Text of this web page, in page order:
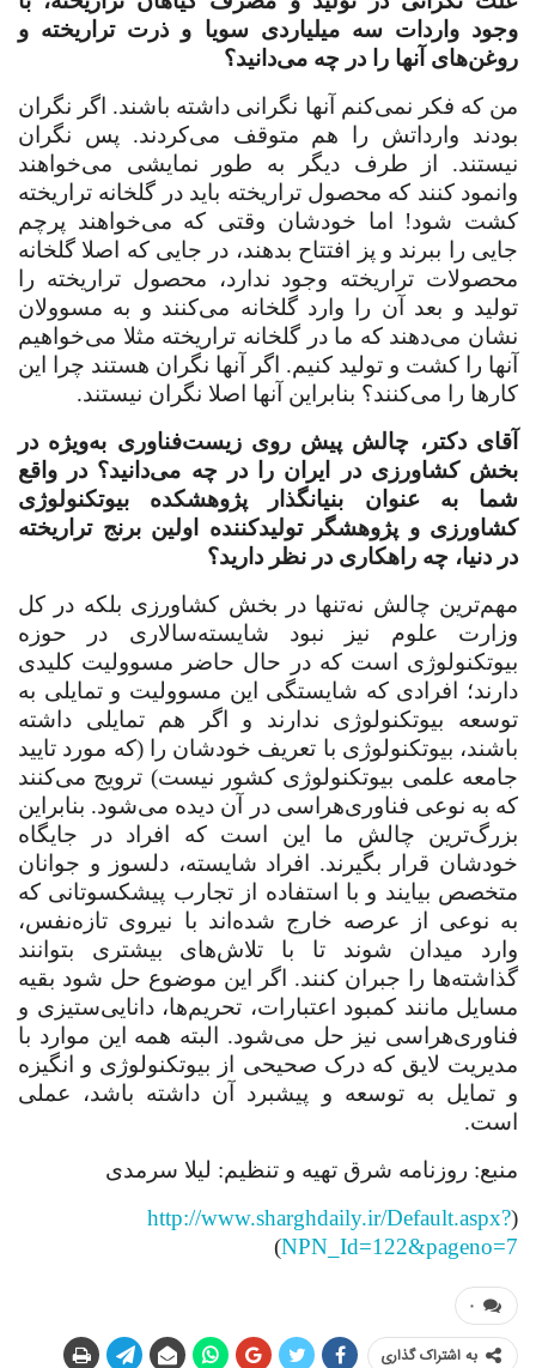
وجود واردات سه ‌میلیاردی سویا و ذرت تراریخته و
روغن‌های آنها را در چه می‌دانید؟
من که فکر نمی‌کنم آنها نگرانی داشته باشند. اگر نگران
بودند وارداتش را هم متوقف می‌کردند. پس نگران
نیستند. از طرف دیگر به ‌طور نمایشی می‌خواهند
وانمود کنند که محصول تراریخته باید در گلخانه تراریخته
کشت شود! اما خودشان وقتی که می‌خواهند پرچم
جایی را ببرند و پز افتتاح بدهند، در جایی که اصلا گلخانه
محصولات تراریخته وجود ندارد، محصول تراریخته را
تولید و بعد آن را وارد گلخانه می‌کنند و به مسوولان
نشان می‌دهند که ما در گلخانه تراریخته مثلا می‌خواهیم
آنها را کشت و تولید کنیم. اگر آنها نگران هستند چرا این
کارها را می‌کنند؟ بنابراین آنها اصلا نگران نیستند.
‌آقای دکتر، چالش پیش روی زیست‌فناوری به‌ویژه در
بخش کشاورزی در ایران را در چه می‌دانید؟ در واقع
شما به عنوان بنیانگذار پژوهشکده بیوتکنولوژی
کشاورزی و پژوهشگر تولیدکننده اولین برنج تراریخته
در دنیا، چه راهکاری در نظر دارید؟
مهم‌ترین چالش نه‌تنها در بخش کشاورزی بلکه در کل
وزارت علوم نیز نبود شایسته‌سالاری در حوزه
بیوتکنولوژی است که در حال حاضر مسوولیت کلیدی
دارند؛ افرادی که شایستگی این مسوولیت و تمایلی به
توسعه بیوتکنولوژی ندارند و اگر هم تمایلی داشته
باشند، بیوتکنولوژی با تعریف خودشان را (که مورد تایید
جامعه علمی بیوتکنولوژی کشور نیست) ترویج می‌کنند
که به نوعی فناوری‌هراسی در آن دیده می‌شود. بنابراین
بزرگ‌ترین چالش ما این است که افراد در جایگاه
خودشان قرار بگیرند. افراد شایسته، دلسوز و جوانان
متخصص بیایند و با استفاده از تجارب پیشکسوتانی که
به نوعی از عرصه خارج شده‌اند با نیروی تازه‌نفس،
وارد میدان شوند تا با تلاش‌های بیشتری بتوانند
گذاشته‌ها را جبران کنند. اگر این موضوع حل شود بقیه
مسایل مانند کمبود اعتبارات، تحریم‌ها، دانایی‌ستیزی و
فناوری‌هراسی نیز حل می‌شود. البته همه این موارد با
مدیریت لایق که درک صحیحی از بیوتکنولوژی و انگیزه
و تمایل به توسعه و پیشبرد آن داشته باشد، عملی
است.
منبع: روزنامه شرق تهیه و تنظیم: لیلا سرمدی
(
http://www.sharghdaily.ir/Default.aspx?
NPN_Id=122&pageno=7
)
۰
به اشتراک گذاری